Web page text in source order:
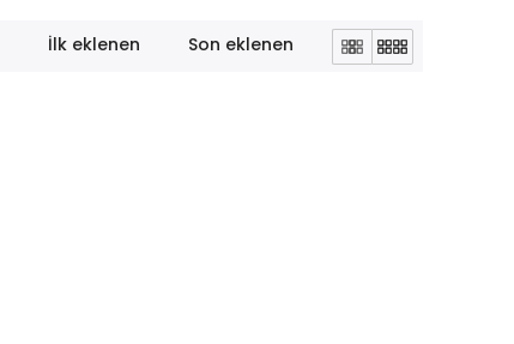
İlk eklenen Son eklenen